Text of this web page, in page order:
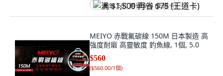
满 $1,500 再省 $75 (王道卡)
MEIYO 赤戰氟碳線 150M 日本製造 高
強度耐磨 高靈敏度 釣魚線, 1個, 5.0
$560
($560.00/1個)